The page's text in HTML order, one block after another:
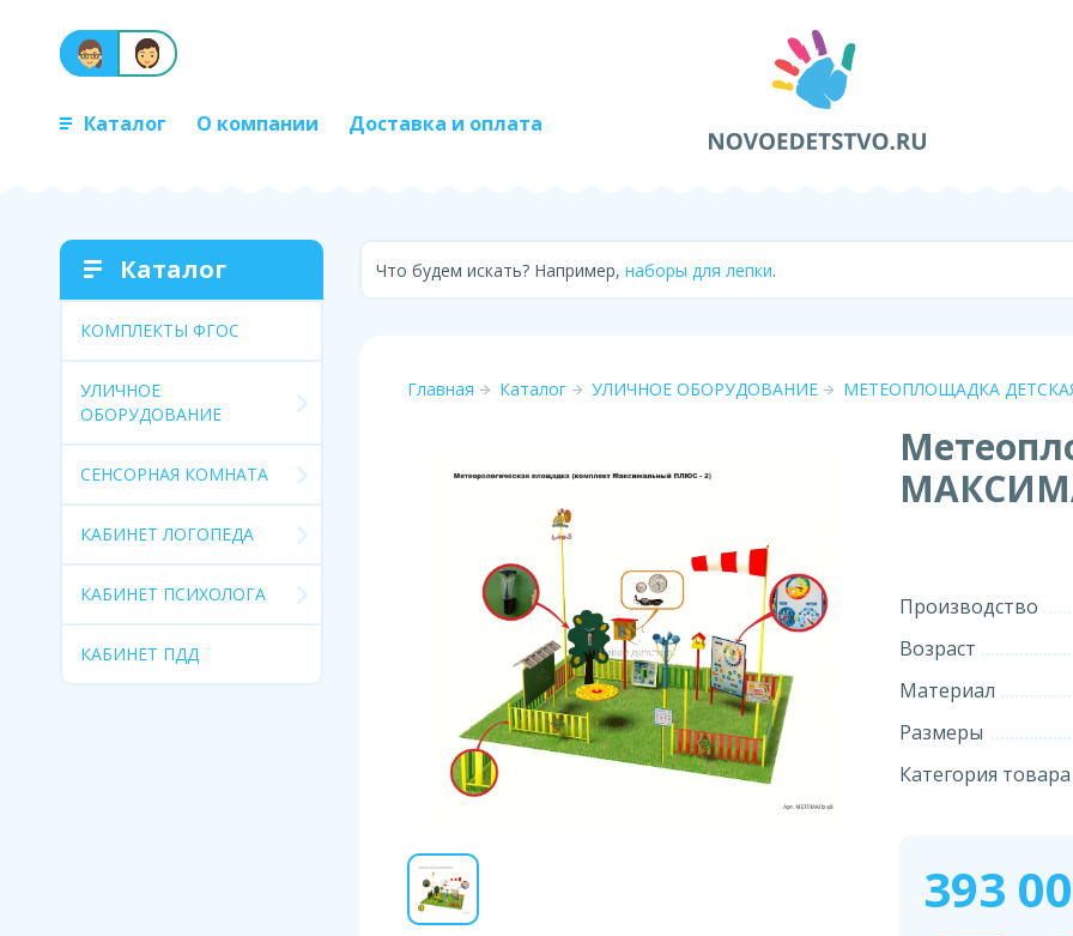
Каталог О компании Доставка и оплата
Каталог
КОМПЛЕКТЫ ФГОС
УЛИЧНОЕ
ОБОРУДОВАНИЕ
СЕНСОРНАЯ КОМНАТА
КАБИНЕТ ЛОГОПЕДА
КАБИНЕТ ПСИХОЛОГА
КАБИНЕТ ПДД
Что будем искать? Например, наборы для лепки.
Главная Каталог УЛИЧНОЕ ОБОРУДОВАНИЕ МЕТЕОПЛОЩАДКА
Производство
Возраст
Материал
Размеры
Категория товара
393